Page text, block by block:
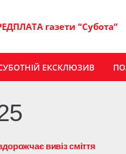
газети “Субота”
ЕКСКЛЮЗИВ
вивіз сміття